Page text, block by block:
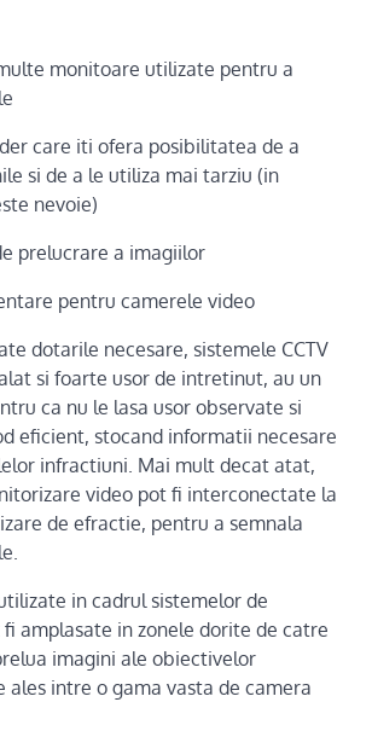
monitoare utilizate pentru a
care iti ofera posibilitatea de a
si de a le utiliza mai tarziu (in
nevoie)
prelucrare a imagiilor
pentru camerele video
dotarile necesare, sistemele CCTV
si foarte usor de intretinut, au un
ca nu le lasa usor observate si
eficient, stocand informatii necesare
infractiuni. Mai mult decat atat,
video pot fi interconectate la
de efractie, pentru a semnala
in cadrul sistemelor de
amplasate in zonele dorite de catre
imagini ale obiectivelor
ales intre o gama vasta de camera